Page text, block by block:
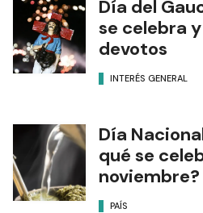
Día del
se celebra
devotos
INTERÉS GENERAL
Día
qué se
noviembre?
PAÍS